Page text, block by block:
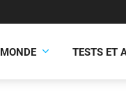
MONDE TESTS ET